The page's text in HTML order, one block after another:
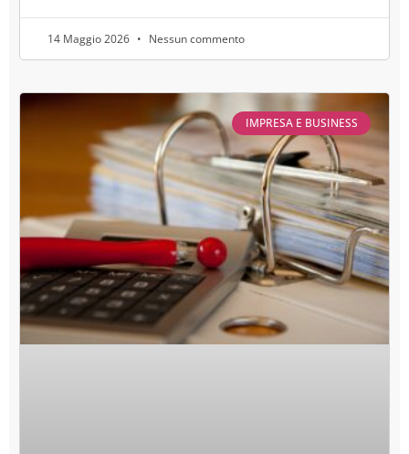
14 Maggio 2026 Nessun commento
IMPRESA E BUSINESS